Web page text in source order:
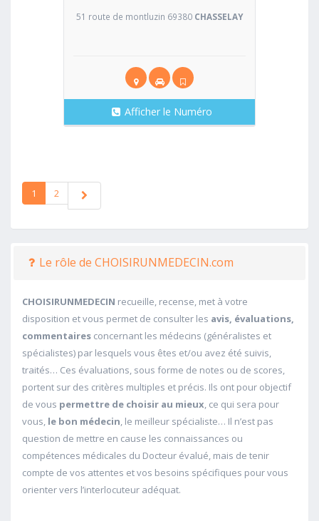
51 route de montluzin 69380 CHASSELAY
Afficher le Numéro
1 2
Le rôle de CHOISIRUNMEDECIN.com
CHOISIRUNMEDECIN recueille, recense, met à votre
disposition et vous permet de consulter les avis, évaluations,
commentaires concernant les médecins (généralistes et
spécialistes) par lesquels vous êtes et/ou avez été suivis,
traités… Ces évaluations, sous forme de notes ou de scores,
portent sur des critères multiples et précis. Ils ont pour objectif
de vous permettre de choisir au mieux, ce qui sera pour
vous, le bon médecin, le meilleur spécialiste… Il n’est pas
question de mettre en cause les connaissances ou
compétences médicales du Docteur évalué, mais de tenir
compte de vos attentes et vos besoins spécifiques pour vous
orienter vers l’interlocuteur adéquat.